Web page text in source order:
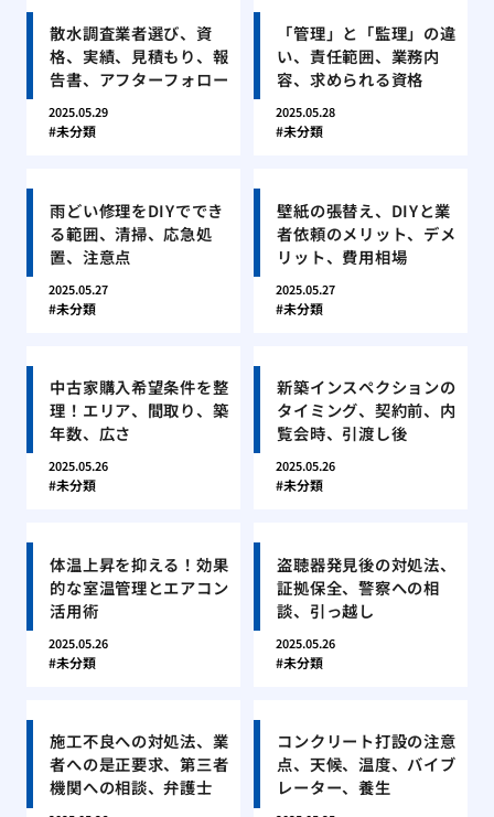
散水調査業者選び、資
格、実績、見積もり、報
告書、アフターフォロー
2025.05.29
未分類
「管理」と「監理」の違
い、責任範囲、業務内
容、求められる資格
2025.05.28
未分類
雨どい修理をDIYででき
る範囲、清掃、応急処
置、注意点
2025.05.27
未分類
壁紙の張替え、DIYと業
者依頼のメリット、デメ
リット、費用相場
2025.05.27
未分類
中古家購入希望条件を整
理！エリア、間取り、築
年数、広さ
2025.05.26
未分類
新築インスペクションの
タイミング、契約前、内
覧会時、引渡し後
2025.05.26
未分類
体温上昇を抑える！効果
的な室温管理とエアコン
活用術
2025.05.26
未分類
盗聴器発見後の対処法、
証拠保全、警察への相
談、引っ越し
2025.05.26
未分類
施工不良への対処法、業
者への是正要求、第三者
機関への相談、弁護士
コンクリート打設の注意
点、天候、温度、バイブ
レーター、養生